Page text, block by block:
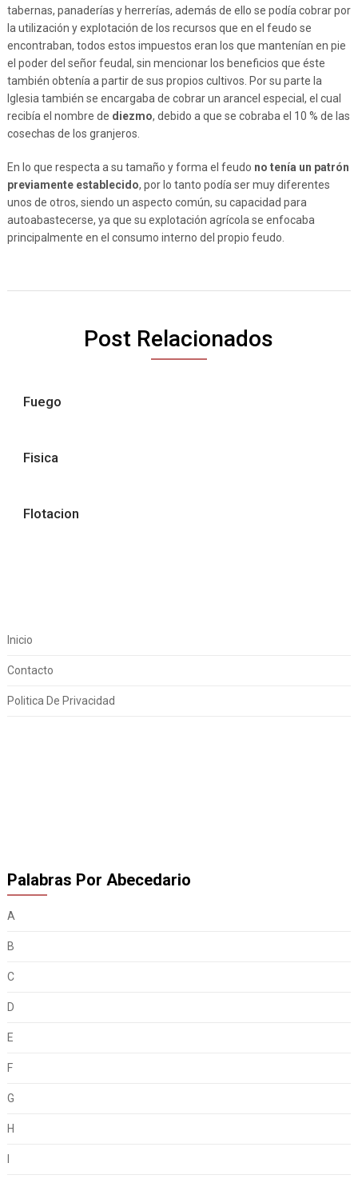
tabernas, panaderías y herrerías, además de ello se podía cobrar por
la utilización y explotación de los recursos que en el feudo se
encontraban, todos estos impuestos eran los que mantenían en pie
el poder del señor feudal, sin mencionar los beneficios que éste
también obtenía a partir de sus propios cultivos. Por su parte la
Iglesia también se encargaba de cobrar un arancel especial, el cual
recibía el nombre de diezmo, debido a que se cobraba el 10 % de las
cosechas de los granjeros.
En lo que respecta a su tamaño y forma el feudo no tenía un patrón
previamente establecido, por lo tanto podía ser muy diferentes
unos de otros, siendo un aspecto común, su capacidad para
autoabastecerse, ya que su explotación agrícola se enfocaba
principalmente en el consumo interno del propio feudo.
Post Relacionados
Fuego
Fisica
Flotacion
Inicio
Contacto
Politica De Privacidad
Palabras Por Abecedario
A
B
C
D
E
F
G
H